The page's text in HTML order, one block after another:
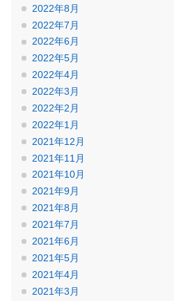
2022年8月
2022年7月
2022年6月
2022年5月
2022年4月
2022年3月
2022年2月
2022年1月
2021年12月
2021年11月
2021年10月
2021年9月
2021年8月
2021年7月
2021年6月
2021年5月
2021年4月
2021年3月